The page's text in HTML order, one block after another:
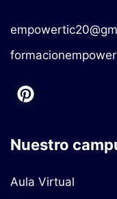
Nuestro
Aula Virtual